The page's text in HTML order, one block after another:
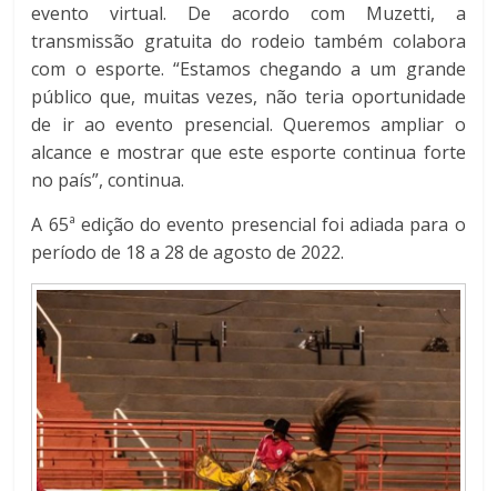
evento virtual. De acordo com Muzetti, a
transmissão gratuita do rodeio também colabora
com o esporte. “Estamos chegando a um grande
público que, muitas vezes, não teria oportunidade
de ir ao evento presencial. Queremos ampliar o
alcance e mostrar que este esporte continua forte
no país”, continua.
A 65ª edição do evento presencial foi adiada para o
período de 18 a 28 de agosto de 2022.